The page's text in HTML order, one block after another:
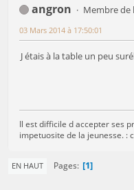
angron Membre de
03 Mars 2014 à 17:50:01
J étais à la table un peu
Il est difficile d accepter ses
impetuosite de la jeunesse. :
EN HAUT Pages 1